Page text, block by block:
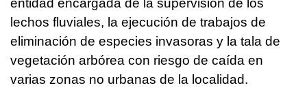
entidad encargada de la supervisión de los
lechos fluviales, la ejecución de trabajos de
eliminación de especies invasoras y la tala de
vegetación arbórea con riesgo de caída en
varias zonas no urbanas de la localidad.